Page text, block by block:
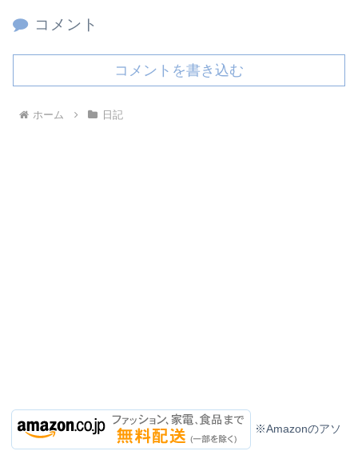
コメント
コメントを書き込む
ホーム 日記
※Amazonのアソ